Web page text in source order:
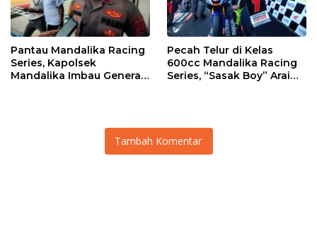
Pantau Mandalika Racing
Series, Kapolsek
Mandalika Imbau Generasi
Pecah Telur di Kelas
600cc Mandalika Racing
Series, “Sasak Boy” Arai
Tambah Komentar